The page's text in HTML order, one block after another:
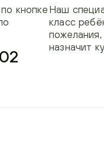
кнопке Наш
класс
назначит